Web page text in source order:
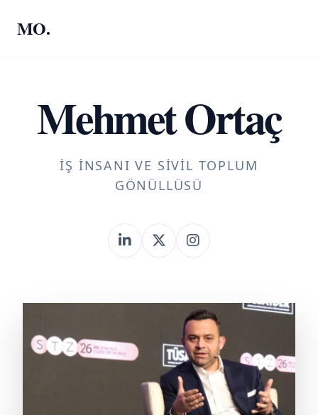
MO.
Mehmet Ortaç
İŞ İNSANI VE SIVIL TOPLUM
GÖNÜLLÜSÜ